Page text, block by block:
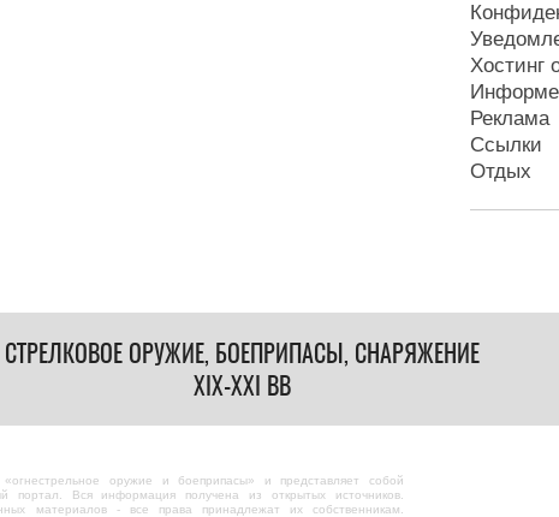
Хостинг
Реклама
Ссылки
Отдых
СТРЕЛКОВОЕ ОРУЖИЕ, БОЕПРИПАСЫ, СНАРЯЖЕНИЕ
XIX-XXI ВВ
оружие и боеприпасы» и представляет собой
портал. Вся информация получена из открытых источников.
материалов - все права принадлежат их собственникам.